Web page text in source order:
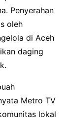
Penyerahan
oleh
di Aceh
daging
Metro TV
lokal